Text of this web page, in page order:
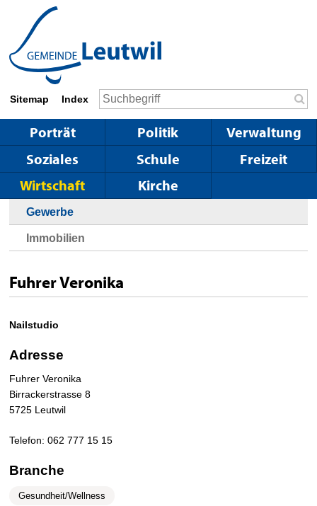
Navigieren in Leutwil
Schnellnavigation
Sitemap Index Suchbegriff
Hauptnavigation
Porträt Politik
Verwaltung
Soziales
Schule
Freizeit
Wirtschaft
Kirche
Gewerbe
Immobilien
Fuhrer Veronika
Nailstudio
Adresse
Fuhrer Veronika
Birrackerstrasse 8
5725 Leutwil
Telefon:062 777 15 15
Branche
Gesundheit/Wellness